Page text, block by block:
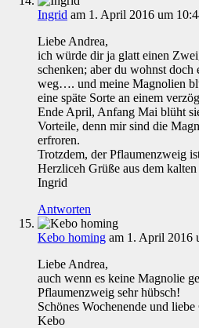
Ingrid am 1. April 2016 um
Liebe Andrea,
ich würde dir ja glatt einen
schenken; aber du wohnst doch
weg…. und meine Magnolien
eine späte Sorte an einem
Ende April, Anfang Mai blüht
Vorteile, denn mir sind die
erfroren.
Trotzdem, der Pflaumenzweig
Herzliceh Grüße aus dem
Ingrid
Antworten
Kebo homing am 1. April 2016
Liebe Andrea,
auch wenn es keine Magnolie
Pflaumenzweig sehr hübsch!
Schönes Wochenende und liebe
Kebo